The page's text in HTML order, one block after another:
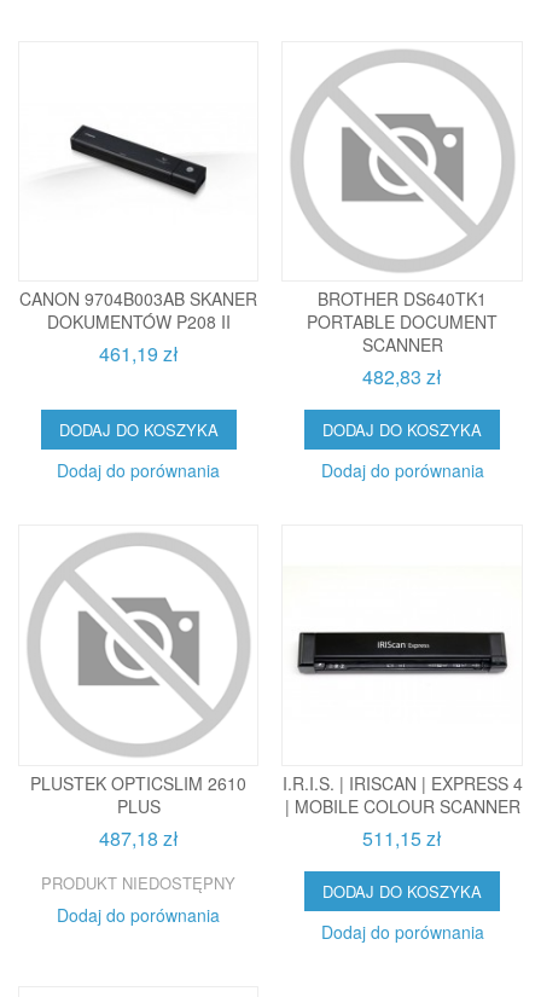
CANON 9704B003AB SKANER
DOKUMENTÓW P208 II
461,19 zł
DODAJ DO KOSZYKA
Dodaj do porównania
BROTHER DS640TK1
PORTABLE DOCUMENT
SCANNER
482,83 zł
DODAJ DO KOSZYKA
Dodaj do porównania
PLUSTEK OPTICSLIM 2610
PLUS
487,18 zł
PRODUKT NIEDOSTĘPNY
Dodaj do porównania
I.R.I.S. | IRISCAN | EXPRESS 4
| MOBILE COLOUR SCANNER
511,15 zł
DODAJ DO KOSZYKA
Dodaj do porównania